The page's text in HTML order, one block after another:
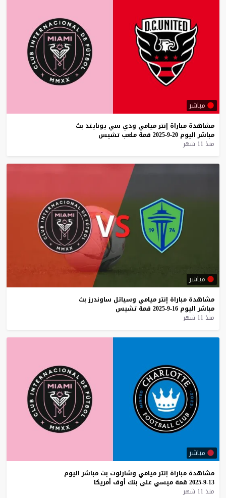
مباشر
مشاهدة مباراة إنترميامي ودي سي يونايتد بث
مباشر اليوم 20-9-2025 قمة ملعب تشيس
منذ 11 شهر
مباشر
مشاهدة مباراة إنترميامي وسياتل ساوندرز بث
مباشر اليوم 16-9-2025 قمة تشيس
منذ 11 شهر
مباشر
مشاهدة مباراة إنترميامي وشارلوت بث مباشر اليوم
13-9-2025
قمة ميسي على بنك أوف أمريكا
منذ 11 شهر